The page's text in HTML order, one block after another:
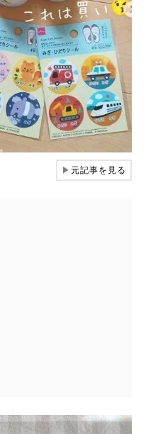
▶元記事を見る